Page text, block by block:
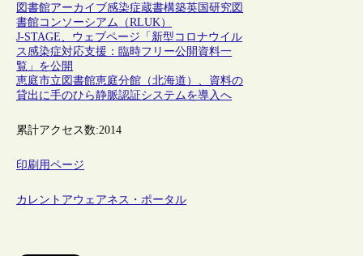
図書館アーカイブ感染症蔵書構築英国研究図
書館コンソーシアム（RLUK）
J-STAGE、ウェブページ「新型コロナウイル
ス感染症対応支援：臨時フリー公開資料一
覧」を公開
恵庭市立図書館恵庭分館（北海道）、資料の
貸出に手のひら静脈認証システムを導入へ
累計アクセス数:2014
印刷用ページ
カレントアウェアネス・ポータル